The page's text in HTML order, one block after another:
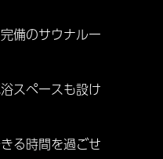
備のサウナルー
スペースも設け
る時間を過ごせ